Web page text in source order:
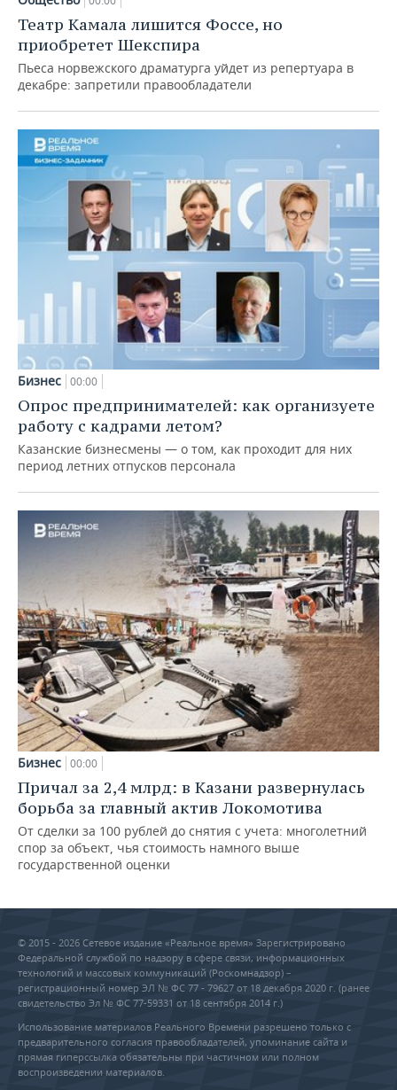
Театр Камала лишится Фоссе, но
приобретет Шекспира
Пьеса норвежского драматурга уйдет из репертуара в
декабре: запретили правообладатели
Бизнес 00:00
Опрос предпринимателей: как организуете
работу с кадрами летом?
Казанские бизнесмены — о том, как проходит для них
период летних отпусков персонала
Бизнес 00:00
Причал за 2,4 млрд: в Казани развернулась
борьба за главный актив Локомотива
От сделки за 100 рублей до снятия с учета: многолетний
спор за объект, чья стоимость намного выше
государственной оценки
© 2015 - 2026 Сетевое издание «Реальное время» Зарегистрировано
Федеральной службой по надзору в сфере связи, информационных
технологий и массовых коммуникаций (Роскомнадзор) –
регистрационный номер ЭЛ № ФС 77 - 79627 от 18 декабря 2020 г. (ранее
свидетельство Эл № ФС 77-59331 от 18 сентября 2014 г.)
Использование материалов Реального Времени разрешено только с
предварительного согласия правообладателей, упоминание сайта и
прямая гиперссылка обязательны при частичном или полном
воспроизведении материалов.